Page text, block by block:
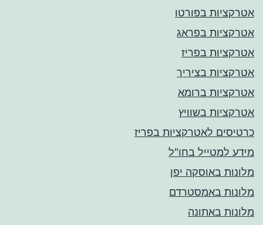
אטרקציות בפורטו
אטרקציות בפראג
אטרקציות בפריז
אטרקציות בציריך
אטרקציות ברומא
אטרקציות בשוויץ
כרטיסים לאטרקציות בפריז
מידע למטייל בחו"ל
מלונות באוסקה יפן
מלונות באמסטרדם
מלונות באתונה